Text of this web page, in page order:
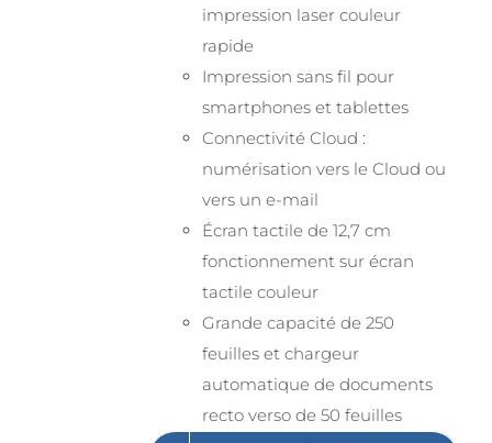
impression laser couleur
rapide
Impression sans fil pour
smartphones et tablettes
Connectivité Cloud :
numérisation vers le Cloud ou
vers un e-mail
Écran tactile de 12,7 cm
fonctionnement sur écran
tactile couleur
Grande capacité de 250
feuilles et chargeur
automatique de documents
recto verso de 50 feuilles